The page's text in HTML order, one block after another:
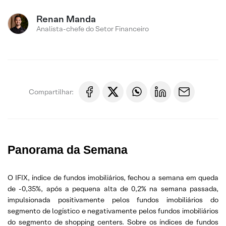
Renan Manda
Analista-chefe do Setor Financeiro
Compartilhar:
Panorama da Semana
O IFIX, índice de fundos imobiliários, fechou a semana em queda
de -0,35%, após a pequena alta de 0,2% na semana passada,
impulsionada positivamente pelos fundos imobiliários do
segmento de logístico e negativamente pelos fundos imobiliários
do segmento de shopping centers. Sobre os índices de fundos